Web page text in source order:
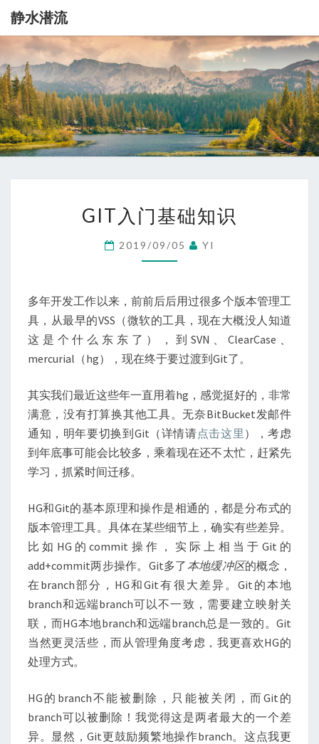
静水潜流
静
水
潜
记
录
一
点
生
活
入
基
知
识
GIT入门基础知识
2019/09/05 YI
多年开发工作以来，前前后后用过很多个版本管理工
具，从最早的VSS（微软的工具，现在大概没人知道
这是个什么东东了），到SVN、ClearCase、
mercurial（hg），现在终于要过渡到Git了。
其实我们最近这些年一直用着hg，感觉挺好的，非常
满意，没有打算换其他工具。无奈BitBucket发邮件
通知，明年要切换到Git（详情请点击这里 ），考虑
到年底事可能会比较多，乘着现在还不太忙，赶紧先
学习，抓紧时间迁移。
HG和Git的基本原理和操作是相通的，都是分布式的
版本管理工具。具体在某些细节上，确实有些差异。
比如HG的commit操作，实际上相当于Git的
add+commit两步操作。Git多了 本地缓冲区的概念，
在branch部分，HG和Git有很大差异。Git的本地
branch和远端branch可以不一致，需要建立映射关
联，而HG本地branch和远端branch总是一致的。Git
当然更灵活些，而从管理角度考虑，我更喜欢HG的
处理方式。
HG的branch不能被删除，只能被关闭，而Git的
branch可以被删除！我觉得这是两者最大的一个差
异。显然，Git更鼓励频繁地操作branch。这点我更